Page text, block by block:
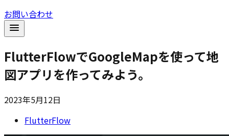
お問い合わせ
FlutterFlowでGoogleMapを使って地
図アプリを作ってみよう。
2023年5月12日
FlutterFlow